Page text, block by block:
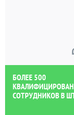
БОЛЕЕ 500
СОТРУДНИКОВ В